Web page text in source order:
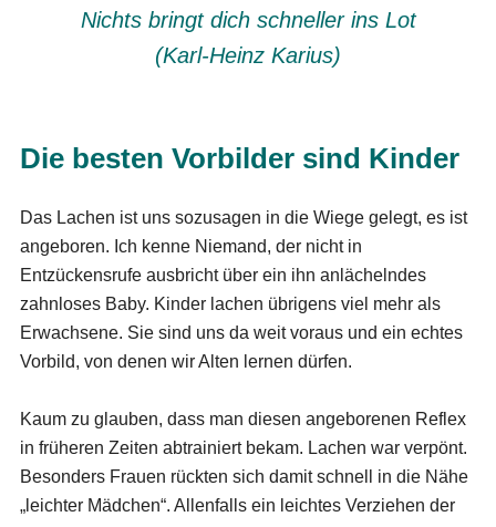
Nichts bringt dich schneller ins Lot
(Karl-Heinz Karius)
Die besten Vorbilder sind Kinder
Das Lachen ist uns sozusagen in die Wiege gelegt, es ist
angeboren. Ich kenne Niemand, der nicht in
Entzückensrufe ausbricht über ein ihn anlächelndes
zahnloses Baby. Kinder lachen übrigens viel mehr als
Erwachsene. Sie sind uns da weit voraus und ein echtes
Vorbild, von denen wir Alten lernen dürfen.
Kaum zu glauben, dass man diesen angeborenen Reflex
in früheren Zeiten abtrainiert bekam. Lachen war verpönt.
Besonders Frauen rückten sich damit schnell in die Nähe
„leichter Mädchen“. Allenfalls ein leichtes Verziehen der